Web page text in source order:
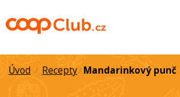
Úvod / Recepty/ Mandarinkový punč